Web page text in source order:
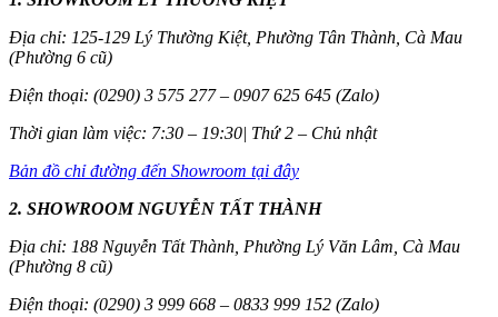
Địa chỉ: 125-129 Lý Thường Kiệt, Phường Tân Thành, Cà Mau
(Phường 6 cũ)
Điện thoại: (0290) 3 575 277 – 0907 625 645 (Zalo)
Thời gian làm việc: 7:30 – 19:30| Thứ 2 – Chủ nhật
Bản đồ chỉ đường đến Showroom tại đây
2. SHOWROOM NGUYỄN TẤT THÀNH
Địa chỉ: 188 Nguyễn Tất Thành, Phường Lý Văn Lâm, Cà Mau
(Phường 8 cũ)
Điện thoại: (0290) 3 999 668 – 0833 999 152 (Zalo)